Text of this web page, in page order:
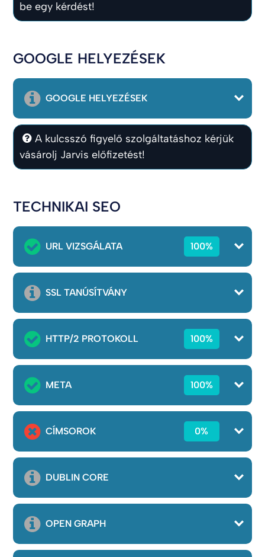
be egy kérdést!
GOOGLE HELYEZÉSEK
GOOGLE HELYEZÉSEK
A kulcsszó figyelő szolgáltatáshoz kérjük
vásárolj Jarvis előfizetést!
TECHNIKAI SEO
URL VIZSGÁLATA 100%
SSL TANÚSÍTVÁNY
HTTP/2 PROTOKOLL 100%
META 100%
CÍMSOROK 0%
DUBLIN CORE
OPEN GRAPH